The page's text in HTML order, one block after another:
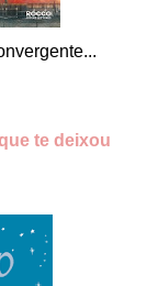
te deixou